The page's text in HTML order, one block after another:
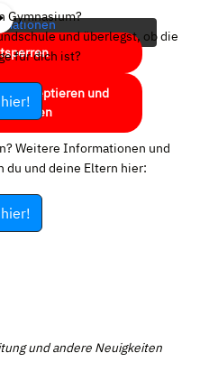
akzeptieren und
Gymnasium?
und überlegst, ob die
für dich ist?
Weitere Informationen und
du und deine Eltern hier:
und andere Neuigkeiten